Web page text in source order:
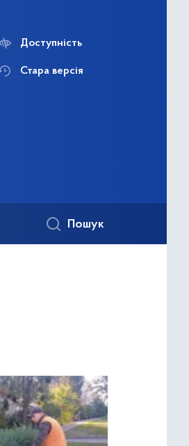
Доступність
Стара версія
Пошук